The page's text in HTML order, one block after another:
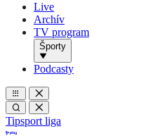
Live
Archív
TV program
Športy
Podcasty
Tipsport liga